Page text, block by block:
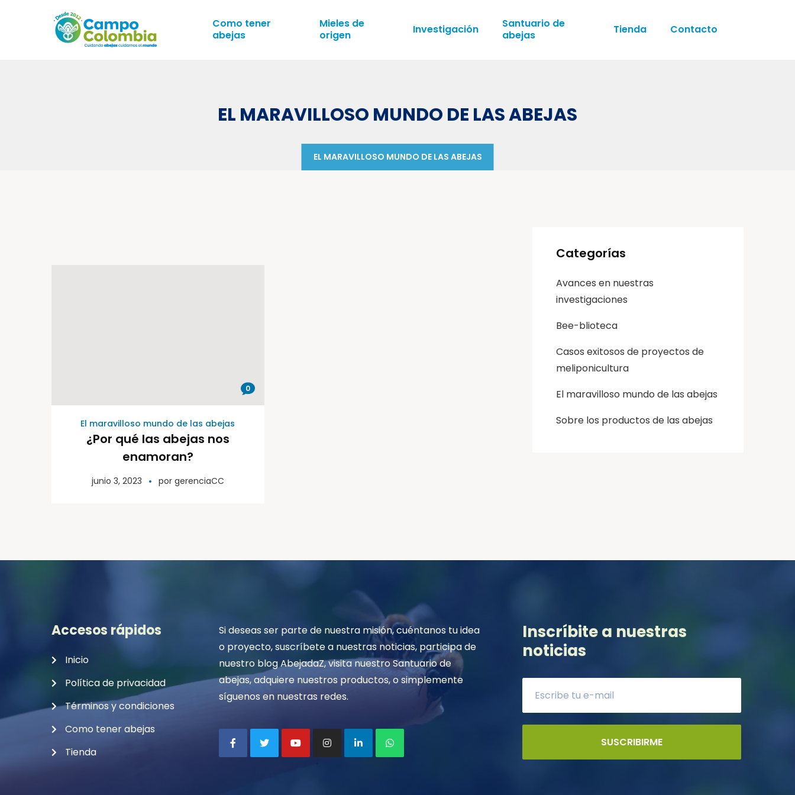
Como tener
abejas
Mieles de
origen
Investigación
Santuario de
abejas
Tienda Contacto
EL MARAVILLOSO MUNDO DE LAS ABEJAS
EL MARAVILLOSO MUNDO DE LAS ABEJAS
0
El maravilloso mundo de las abejas
¿Por qué las abejas nos
enamoran?
junio 3, 2023 por gerenciaCC
Categorías
Avances en nuestras
investigaciones
Bee-blioteca
Casos exitosos de proyectos de
meliponicultura
El maravilloso mundo de las abejas
Sobre los productos de las abejas
Accesos rápidos
Inicio
Política de privacidad
Términos y condiciones
Como tener abejas
Tienda
Si deseas ser parte de nuestra misión, cuéntanos tu idea
o proyecto, suscríbete a nuestras noticias, participa de
nuestro blog AbejadaZ, visita nuestro Santuario de
abejas, adquiere nuestros productos, o simplemente
síguenos en nuestras redes.
Inscríbite a nuestras
noticias
SUSCRIBIRME